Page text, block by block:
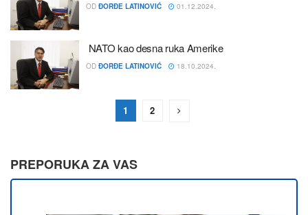
OD ĐORĐE LATINOVIĆ 01.12.2024.
NATO kao desna ruka Amerike
OD ĐORĐE LATINOVIĆ 18.10.2024.
1 2
PREPORUKA ZA VAS